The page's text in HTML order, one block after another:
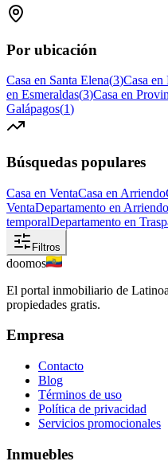
Por ubicación
Casa en Santa Elena(3)Casa en
en Esmeraldas(3)Casa en
Galápagos(1)
Búsquedas populares
Casa en VentaCasa en Arriendo
VentaDepartamento en Arriendo
temporalDepartamento en
Filtros
doomos
El portal inmobiliario de
propiedades gratis.
Empresa
Contacto
Blog
Términos de uso
Política de privacidad
Servicios promocionales
Inmuebles